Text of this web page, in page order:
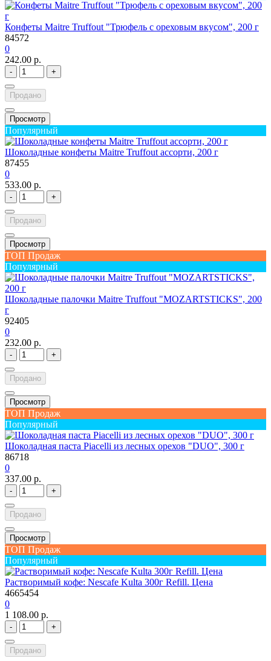
Конфеты Maitre Truffout "Трюфель с ореховым вкусом", 200 г
84572
0
242.00 р.
- +
Продано
Просмотр
Популярный
Шоколадные конфеты Maitre Truffout ассорти, 200 г
87455
0
533.00 р.
- +
Продано
Просмотр
ТОП Продаж
Популярный
Шоколадные палочки Maitre Truffout "MOZARTSTICKS", 200
г
92405
0
232.00 р.
- +
Продано
Просмотр
ТОП Продаж
Популярный
Шоколадная паста Piacelli из лесных орехов "DUO", 300 г
86718
0
337.00 р.
- +
Продано
Просмотр
ТОП Продаж
Популярный
Растворимый кофе: Nescafe Kulta 300г Refill. Цена
4665454
0
1 108.00 р.
- +
Продано